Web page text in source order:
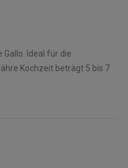
Ideal für die
Kochzeit beträgt 5 bis 7